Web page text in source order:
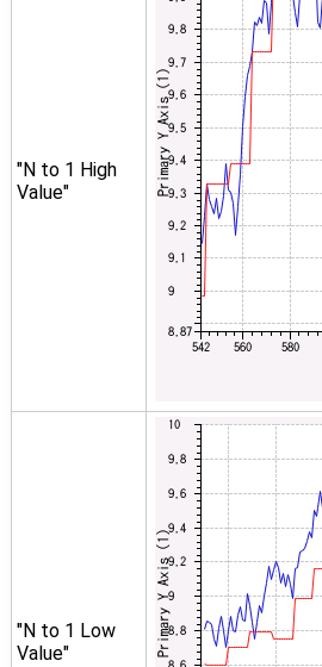
"N to 1 High
Value"
"N to 1 Low
Value"